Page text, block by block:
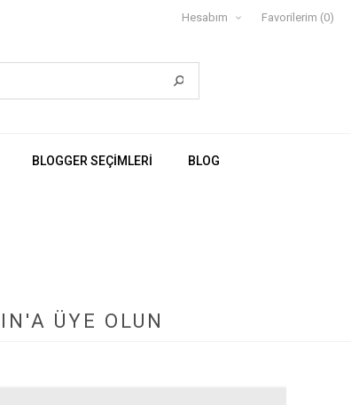
Hesabım Favorilerim (0)
BLOGGER SEÇIMLERI BLOG
ÜYE OLUN